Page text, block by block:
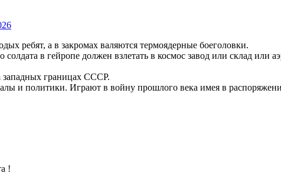
ребят, а в закромах валяются термоядерные боеголовки.
в гейропе должен взлетать в космос завод или склад или
границах СССР.
и политики. Играют в войну прошлого века имея в
!